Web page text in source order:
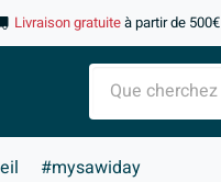
Livraison gratuiteà partir de 500€
#mysawiday